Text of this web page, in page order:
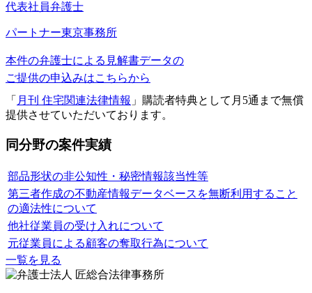
代表社員弁護士
パートナー東京事務所
本件の弁護士による見解書データの
ご提供の申込みはこちらから
「 月刊 住宅関連法律情報 」購読者特典として月5通まで無償
提供させていただいております。
同分野の案件実績
部品形状の非公知性・秘密情報該当性等
第三者作成の不動産情報データベースを無断利用すること
の適法性について
他社従業員の受け入れについて
元従業員による顧客の奪取行為について
一覧を見る